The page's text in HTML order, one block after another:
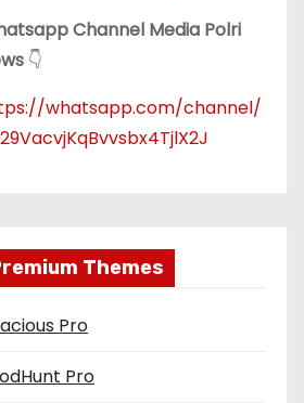
Channel Media Polri
👇
whatsapp.com/channel/
Themes
Pro
Pro